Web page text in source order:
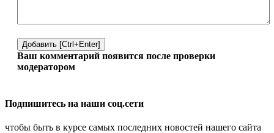
Добавить [Ctrl+Enter]
Ваш комментарий появится после проверки
модератором
Подпишитесь на наши соц.сети
чтобы быть в курсе самых последних новостей нашего сайта